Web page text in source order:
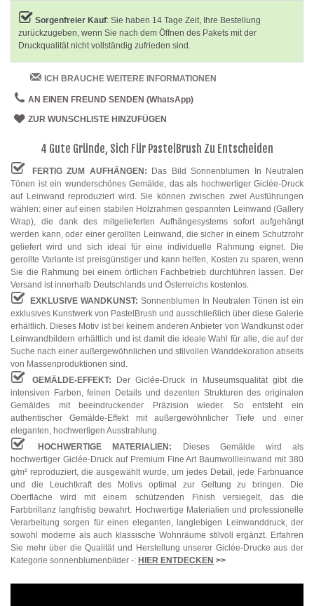
Sorgenfreier Kauf: Sie haben 14 Tage Zeit, Ihre Bestellung
zurückzugeben, wenn Sie nach dem Öffnen des Pakets mit der
Druckqualität nicht vollständig zufrieden sind.
ICH BRAUCHE WEITERE INFORMATIONEN
AN EINEN FREUND SENDEN (WhatsApp)
ZUR WUNSCHLISTE HINZUFÜGEN
4 Gute Gründe, Sich Für PastelBrush Zu Entscheiden
FERTIG ZUM AUFHÄNGEN:
Das Bild Sonnenblumen In Neutralen
Tönen ist ein wunderschönes Gemälde, das als hochwertiger Giclée-Druck
auf Leinwand reproduziert wird. Sie können zwischen zwei Ausführungen
wählen: einer auf einen stabilen Holzrahmen gespannten Leinwand (Gallery
Wrap), die dank des mitgelieferten Aufhängesystems sofort aufgehängt
werden kann, oder einer gerollten Leinwand, die sicher in einem Schutzrohr
geliefert wird und sich ideal für eine individuelle Rahmung eignet. Die
gerollte Variante ist preisgünstiger und kann helfen, Kosten zu sparen, wenn
Sie die Rahmung bei einem örtlichen Fachbetrieb durchführen lassen. Der
Versand ist innerhalb Deutschlands und Österreichs kostenlos.
EXKLUSIVE WANDKUNST: Sonnenblumen In Neutralen Tönen ist ein
exklusives Kunstwerk von PastelBrush und ausschließlich über diese Galerie
erhältlich. Dieses Motiv ist bei keinem anderen Anbieter von Wandkunst oder
Leinwandbildern erhältlich und ist damit die ideale Wahl für alle, die auf der
Suche nach einer außergewöhnlichen und stilvollen Wanddekoration abseits
von Massenproduktionen sind.
GEMÄLDE-EFFEKT: Der Giclée-Druck in Museumsqualität gibt die
intensiven Farben, feinen Details und dezenten Strukturen des originalen
Gemäldes mit beeindruckender Präzision wieder. So entsteht ein
authentischer Gemälde-Effekt mit außergewöhnlicher Tiefe und einer
eleganten, hochwertigen Ausstrahlung.
HOCHWERTIGE MATERIALIEN: Dieses Gemälde wird als
hochwertiger Giclée-Druck auf Premium Fine Art Baumwollleinwand mit 380
g/m² reproduziert, die ausgewählt wurde, um jedes Detail, jede Farbnuance
und die Leuchtkraft des Motivs optimal zur Geltung zu bringen. Die
Oberfläche wird mit einem schützenden Finish versiegelt, das die
Farbbrillanz langfristig bewahrt. Hochwertige Materialien und professionelle
Verarbeitung sorgen für einen eleganten, langlebigen Leinwanddruck, der
sowohl moderne als auch klassische Wohnräume stilvoll ergänzt. Erfahren
Sie mehr über die Qualität und Herstellung unserer Giclée-Drucke aus der
Kategorie sonnenblumenbilder -: HIER ENTDECKEN >>